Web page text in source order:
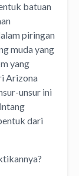
batuan
piringan
muda yang
yang
Arizona
unsur ini
dari